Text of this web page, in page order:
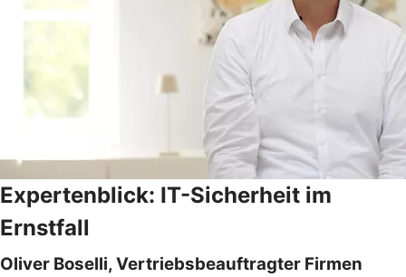
Expertenblick: IT-Sicherheit im
Ernstfall
Oliver Boselli, Vertriebsbeauftragter Firmen